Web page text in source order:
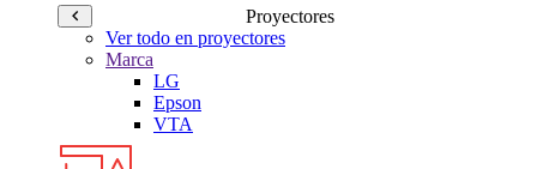
Proyectores
Ver todo en proyectores
Marca
LG
Epson
VTA